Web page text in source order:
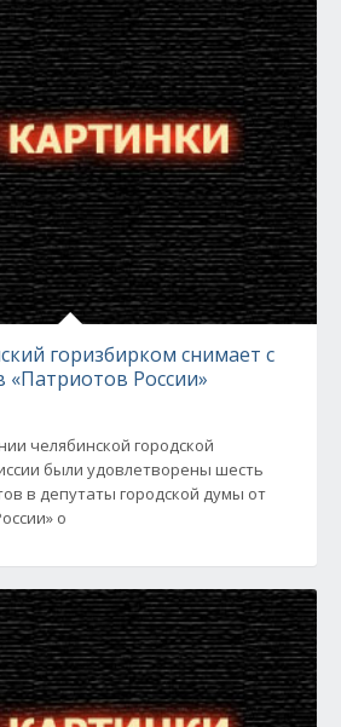
горизбирком снимает с
«Патриотов России»
челябинской городской
были удовлетворены шесть
в депутаты городской думы от
о